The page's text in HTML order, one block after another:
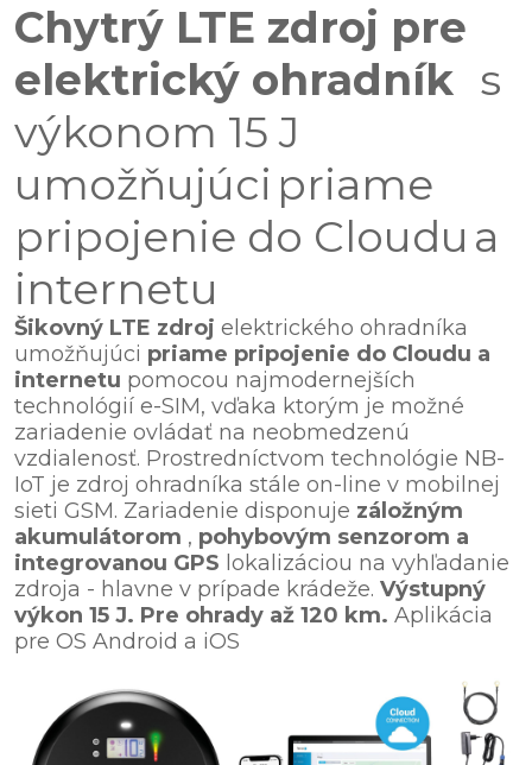
Chytrý LTE zdroj pre
elektrický ohradník s
výkonom 15 J
umožňujúci priame
pripojenie do Cloudu a
internetu
Šikovný LTE zdroj elektrického ohradníka
umožňujúci priame pripojenie do Cloudu a
internetu pomocou najmodernejších
technológií e-SIM, vďaka ktorým je možné
zariadenie ovládať na neobmedzenú
vzdialenosť. Prostredníctvom technológie NB-
IoT je zdroj ohradníka stále on-line v mobilnej
sieti GSM. Zariadenie disponuje záložným
akumulátorom , pohybovým senzorom a
integrovanou GPS lokalizáciou na vyhľadanie
zdroja - hlavne v prípade krádeže. Výstupný
výkon 15 J. Pre ohrady až 120 km. Aplikácia
pre OS Android a iOS